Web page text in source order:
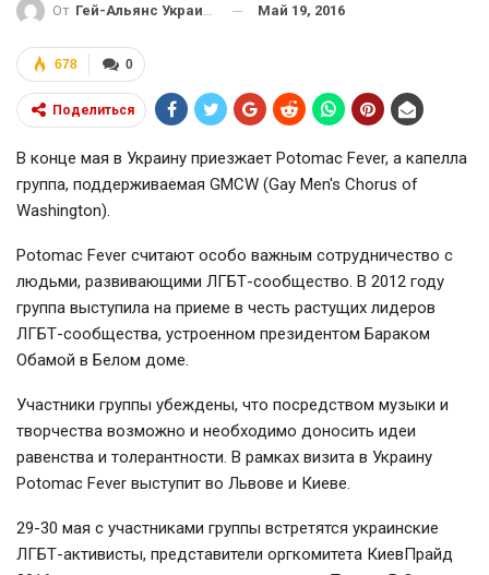
От Гей-Альянс Украина Май 19, 2016
0
678
Поделиться
В конце мая в Украину приезжает Potomac Fever, а капелла
группа, поддерживаемая GMCW (Gay Men's Chorus of
Washington).
Potomac Fever считают особо важным сотрудничество с
людьми, развивающими ЛГБТ-сообщество. В 2012 году
группа выступила на приеме в честь растущих лидеров
ЛГБТ-сообщества, устроенном президентом Бараком
Обамой в Белом доме.
Участники группы убеждены, что посредством музыки и
творчества возможно и необходимо доносить идеи
равенства и толерантности. В рамках визита в Украину
Potomac Fever выступит во Львове и Киеве.
29-30 мая с участниками группы встретятся украинские
ЛГБТ-активисты, представители оргкомитета КиевПрайд